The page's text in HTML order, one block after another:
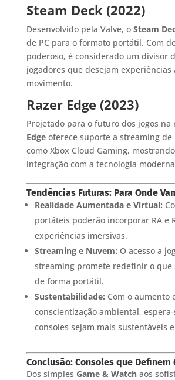
Steam Deck (2022)
Desenvolvido pela Valve, o Steam
de PC para o formato portátil. Com
poderoso, é considerado um divisor
jogadores que desejam experiências
movimento.
Razer Edge (2023)
Projetado para o futuro dos jogos na
Edgeoferece suporte a streaming de
como Xbox Cloud Gaming,
integração com a tecnologia
Tendências Futuras: Para Onde
Realidade Aumentada e Virtual:
portáteis poderão incorporar RA e
experiências imersivas.
Streaming e Nuvem: O acesso a
streaming promete redefinir o que
de forma portátil.
Sustentabilidade: Com o aumento
conscientização ambiental,
consoles sejam mais sustentáveis
Conclusão: Consoles que Definem
Dos simples Game & Watchaos